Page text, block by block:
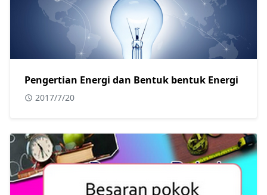
Pengertian Energi dan Bentuk bentuk Energi
2017/7/20